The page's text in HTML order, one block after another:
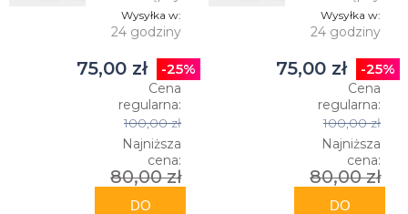
Wysyłka w:
24 godziny
75,00 zł -25%
Cena
regularna:
100,00 zł
Najniższa
cena:
80,00 zł
DO
Wysyłka w:
24 godziny
75,00 zł -25%
Cena
regularna:
100,00 zł
Najniższa
cena:
80,00 zł
DO